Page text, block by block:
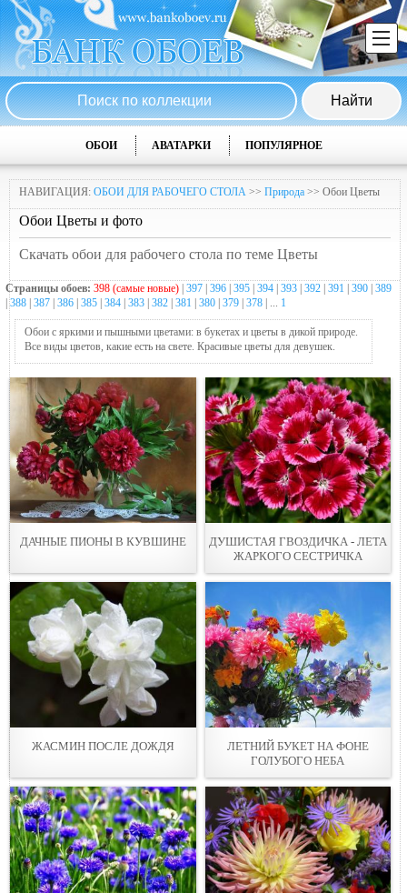
ОБОИ АВАТАРКИ ПОПУЛЯРНОЕ
НАВИГАЦИЯ: ОБОИ ДЛЯ РАБОЧЕГО СТОЛА >> Природа >> Обои Цветы
Обои Цветы и фото
Скачать обои для рабочего стола по теме Цветы
Страницы обоев: 398 (самые новые) 397 396 395 394 393 392 391 390 389
|388 387 386 385 384 383 382 381 380 379 378 | ... 1
Обои с яркими и пышными цветами: в букетах и цветы в дикой природе.
Все виды цветов, какие есть на свете. Красивые цветы для девушек.
ДАЧНЫЕ ПИОНЫ В КУВШИНЕ
ДУШИСТАЯ ГВОЗДИЧКА - ЛЕТА
ЖАРКОГО СЕСТРИЧКА
ЖАСМИН ПОСЛЕ ДОЖДЯ
ЛЕТНИЙ БУКЕТ НА ФОНЕ
ГОЛУБОГО НЕБА